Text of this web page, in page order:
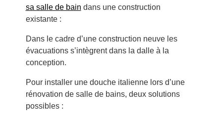
sa salle de bain dans une construction
existante :
Dans le cadre d’une construction neuve les
évacuations s’intègrent dans la dalle à la
conception.
Pour installer une douche italienne lors d’une
rénovation de salle de bains, deux solutions
possibles :